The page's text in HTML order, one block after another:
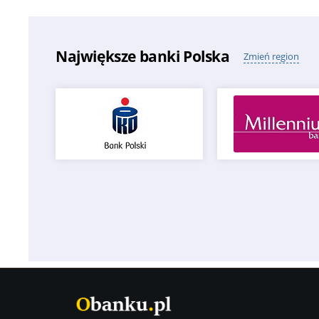
Największe banki Polska Zmień region